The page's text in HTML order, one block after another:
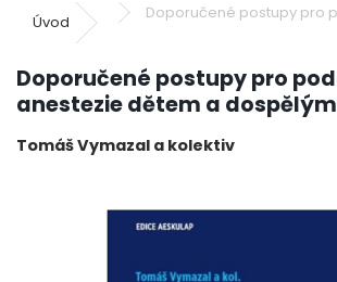
Úvod
Doporučené postupy pro
Doporučené postupy pro
anestezie dětem a dospělým
Tomáš Vymazal a kolektiv